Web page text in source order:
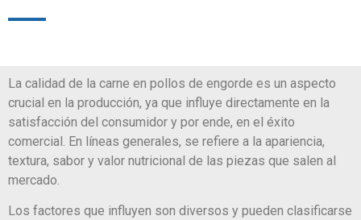
La calidad de la carne en pollos de engorde es un aspecto
crucial en la producción, ya que influye directamente en la
satisfacción del consumidor y por ende, en el éxito
comercial. En líneas generales, se refiere a la apariencia,
textura, sabor y valor nutricional de las piezas que salen al
mercado.
Los factores que influyen son diversos y pueden clasificarse